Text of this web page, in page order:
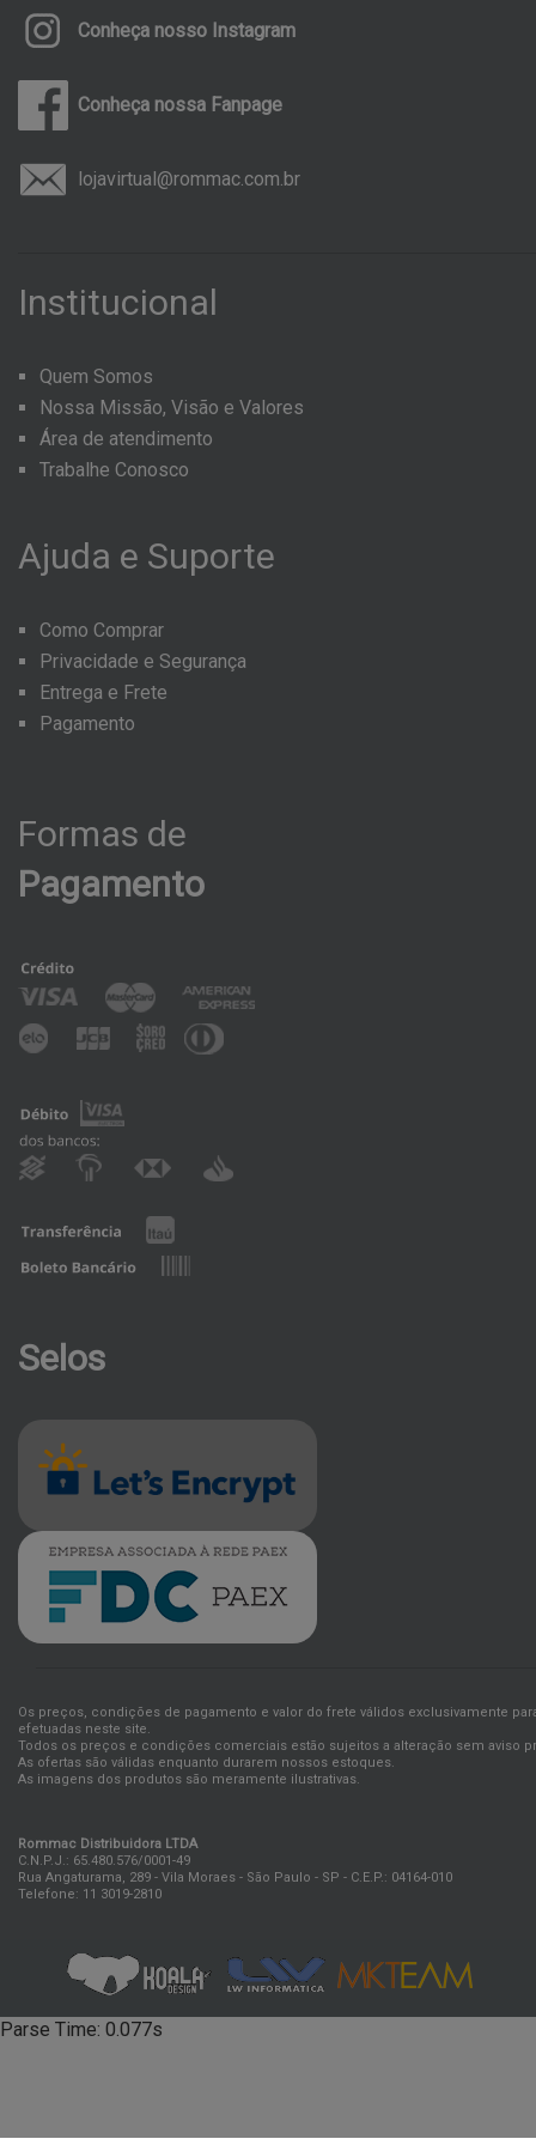
Conheça nosso Instagram
Conheça nossa Fanpage
lojavirtual@rommac.com.br
Institucional
Quem Somos
Nossa Missão, Visão e Valores
Área de atendimento
Trabalhe Conosco
Ajuda e Suporte
Como Comprar
Privacidade e Segurança
Entrega e Frete
Pagamento
Formas de
Pagamento
Selos
Os preços, condições de pagamento e valor do frete válidos exclusivamente
efetuadas neste site.
Todos os preços e condições comerciais estão sujeitos a alteração sem aviso
As ofertas são válidas enquanto durarem nossos estoques.
As imagens dos produtos são meramente ilustrativas.
Rommac Distribuidora LTDA
C.N.P.J.: 65.480.576/0001-49
Rua Angaturama, 289 - Vila Moraes - São Paulo - SP - C.E.P.: 04164-010
Telefone: 11 3019-2810
Parse Time: 0.077s